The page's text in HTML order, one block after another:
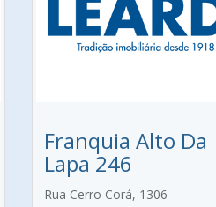
Franquia Alto Da
Lapa 246
Rua Cerro Corá, 1306